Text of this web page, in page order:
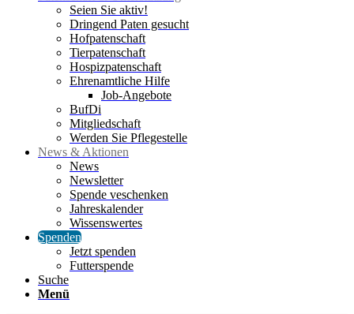
Seien Sie aktiv!
Dringend Paten gesucht
Hofpatenschaft
Tierpatenschaft
Hospizpatenschaft
Ehrenamtliche Hilfe
Job-Angebote
BufDi
Mitgliedschaft
Werden Sie Pflegestelle
News & Aktionen
News
Newsletter
Spende veschenken
Jahreskalender
Wissenswertes
Spenden
Jetzt spenden
Futterspende
Suche
Menü